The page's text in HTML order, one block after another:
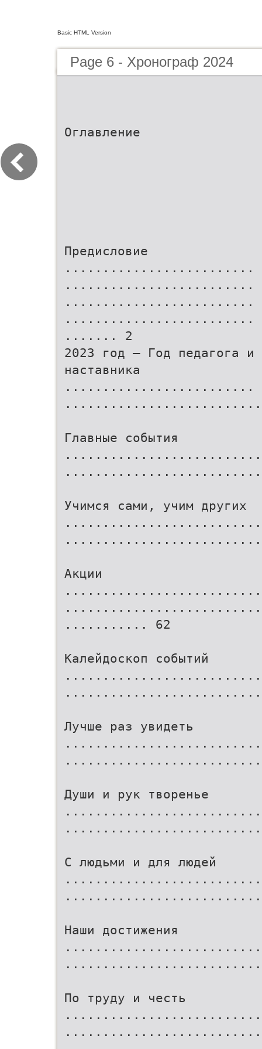
Basic HTML Version
Page 6 - Хронограф 2024
Оглавление
Предисловие
.........................
.........................
.........................
.........................
....... 2
2023 год – Год педагога и
наставника
.........................
Главные события
Учимся сами, учим других
...........................
Акции
........... 62
Калейдоскоп событий
Лучше раз увидеть
Души и рук творенье
С людьми и для людей
Наши достижения
По труду и честь